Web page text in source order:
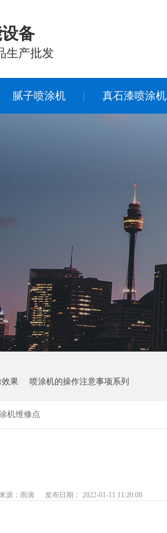
备
生产批发
腻子喷涂机 真石漆喷涂机
果 喷涂机的操作注意事项系列
机维修点
源：雨滴 发布日期： 2022-01-11 11:20:08